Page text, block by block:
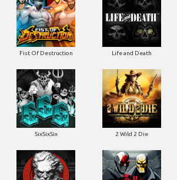
Fist Of Destruction Life and Death
SixSixSix 2 Wild 2 Die